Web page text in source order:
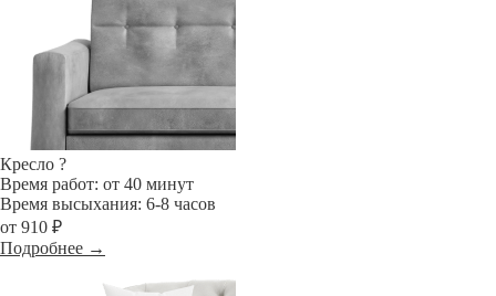
Кресло ?
Время работ: от 40 минут
Время высыхания: 6-8 часов
от 910 ₽
Подробнее →